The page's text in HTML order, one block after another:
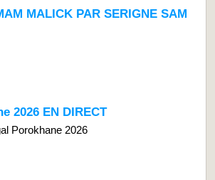
MALICK PAR SERIGNE SAM
2026 EN DIRECT
Porokhane 2026